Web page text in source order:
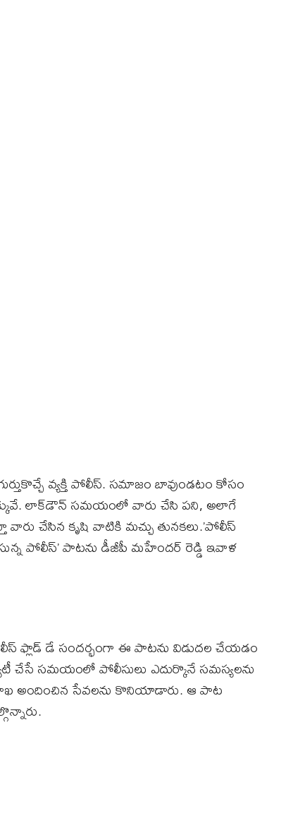
వ్యక్తి పోలీస్‌. సమాజం బావుండటం కోసం
లాక్‌డౌన్‌ సమయంలో వారు చేసి పని, అలాగే
వారు చేసిన కృషి వాటికి మచ్చు తునకలు.’పోలీస్‌
పోలీస్‌’ పాటను డీజీపీ మహేందర్‌ రెడ్డి ఇవాళ
ఫ్లాడ్‌ డే సందర్భంగా ఈ పాటను విడుదల చేయడం
చేసే సమయంలో పోలీసులు ఎదుర్కొనే సమస్యలను
అందించిన సేవలను కొనియాడారు. ఆ పాట